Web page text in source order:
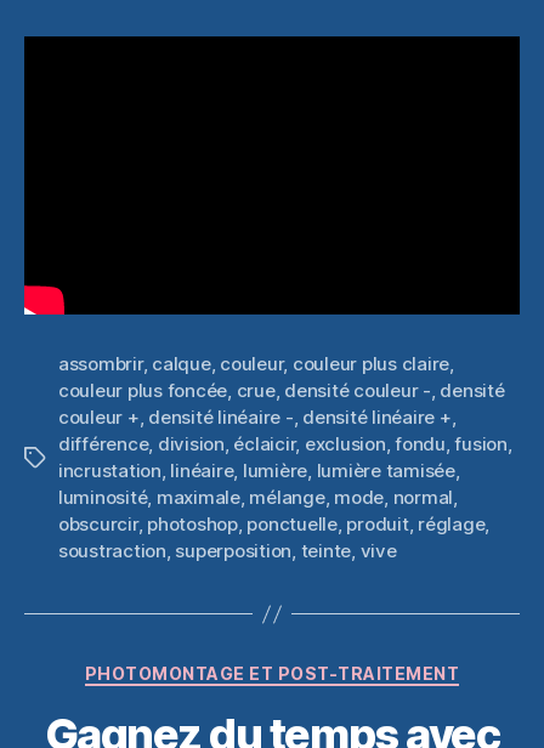
Étiquettes
assombrir, calque, couleur, couleur plus claire,
couleur plus foncée, crue, densité couleur -, densité
couleur +, densité linéaire -, densité linéaire +,
différence, division, éclaicir, exclusion,fondu,fusion,
incrustation, linéaire, lumière, lumière tamisée,
luminosité, maximale, mélange, mode, normal,
obscurcir, photoshop, ponctuelle, produit, réglage,
soustraction, superposition, teinte, vive
Catégories
PHOTOMONTAGE ET POST-TRAITEMENT
Gagnez du temps avec